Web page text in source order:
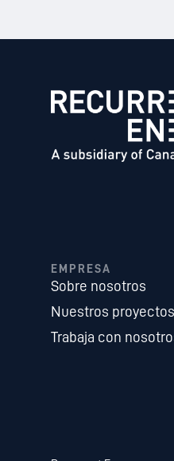
EMPRESA
Sobre nosotros
Nuestros proyectos
Trabaja con